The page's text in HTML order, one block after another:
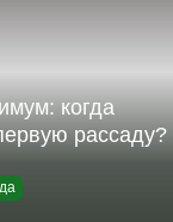
когда
рассаду?